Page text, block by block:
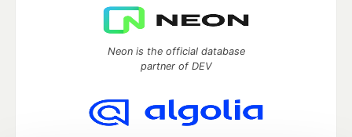
Neon is the official database
partner of DEV